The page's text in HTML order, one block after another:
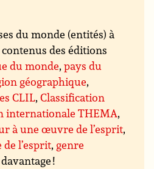
du monde (entités) à
des éditions
du monde,pays du
géographique,
CLIL,Classification
internationale THEMA,
à une œuvre de l’esprit,
l’esprit, genre
!